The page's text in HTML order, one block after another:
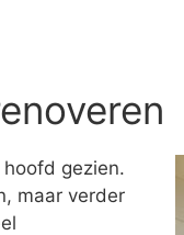
gezien.
maar verder